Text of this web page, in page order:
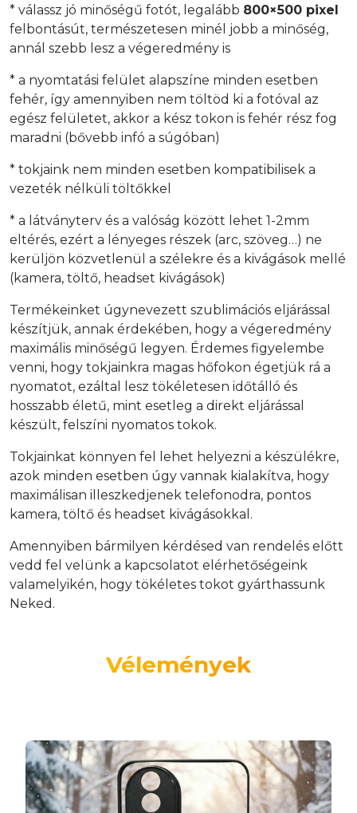
* válassz jó minőségű fotót, legalább 800×500 pixel
felbontásút, természetesen minél jobb a minőség,
annál szebb lesz a végeredmény is
* a nyomtatási felület alapszíne minden esetben
fehér, így amennyiben nem töltöd ki a fotóval az
egész felületet, akkor a kész tokon is fehér rész fog
maradni (bővebb infó a súgóban)
* tokjaink nem minden esetben kompatibilisek a
vezeték nélküli töltőkkel
* a látványterv és a valóság között lehet 1-2mm
eltérés, ezért a lényeges részek (arc, szöveg…) ne
kerüljön közvetlenül a szélekre és a kivágások mellé
(kamera, töltő, headset kivágások)
Termékeinket úgynevezett szublimációs eljárással
készítjük, annak érdekében, hogy a végeredmény
maximális minőségű legyen. Érdemes figyelembe
venni, hogy tokjainkra magas hőfokon égetjük rá a
nyomatot, ezáltal lesz tökéletesen időtálló és
hosszabb életű, mint esetleg a direkt eljárással
készült, felszíni nyomatos tokok.
Tokjainkat könnyen fel lehet helyezni a készülékre,
azok minden esetben úgy vannak kialakítva, hogy
maximálisan illeszkedjenek telefonodra, pontos
kamera, töltő és headset kivágásokkal.
Amennyiben bármilyen kérdésed van rendelés előtt
vedd fel velünk a kapcsolatot elérhetőségeink
valamelyikén, hogy tökéletes tokot gyárthassunk
Neked.
Vélemények